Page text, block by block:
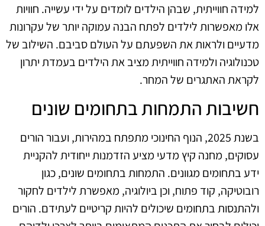
למידה חווייתית, שבהן הילדים לומדים על ידי עשייה. חוויות
אלו מאפשרות לילדים לפתח הבנה עמוקה יותר של עקרונות
מדעיים ולראות את השפעתם על העולם סביבם. השילוב של
טכנולוגיה ולמידה חווייתית מציב את הילדים בעמדת יתרון
לקראת האתגרים של המחר.
חשיבות התמחות בתחומים שונים
בשנת 2025, הנוף החינוכי מתפתח במהירות, ועבור הורים
עסוקים, מחנה קיץ מדעי מציע הזדמנות ייחודית להקניית
ידע בתחומים מגוונים. התמחות בתחומים שונים, כגון
רובוטיקה, קוד פתוח, וכן ביולוגיה, מאפשרת לילדים לחקור
ולהתנסות בתחומים שיכולים להיות קריטיים לעתידם. הורים